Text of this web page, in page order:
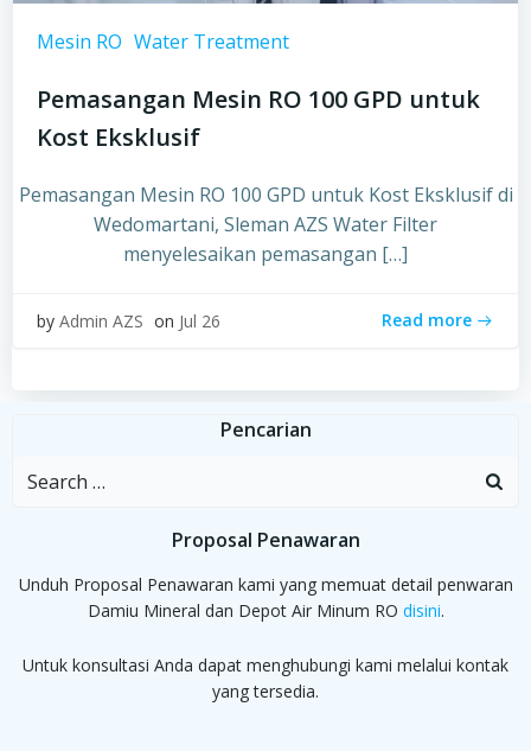
Mesin RO Water Treatment
Pemasangan Mesin RO 100 GPD untuk
Kost Eksklusif
Pemasangan Mesin RO 100 GPD untuk Kost Eksklusif di
Wedomartani, Sleman AZS Water Filter
menyelesaikan pemasangan […]
by Admin AZS on Jul 26 Read more
Pencarian
Search
Proposal Penawaran
Unduh Proposal Penawaran kami yang memuat detail penwaran
Damiu Mineral dan Depot Air Minum RO disini.
Untuk konsultasi Anda dapat menghubungi kami melalui kontak
yang tersedia.